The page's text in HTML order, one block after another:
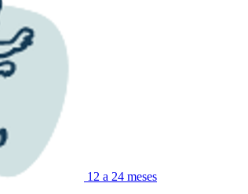
12 a 24 meses